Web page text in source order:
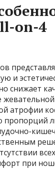
on-4
и
снижает
атрофии
пропорций
при